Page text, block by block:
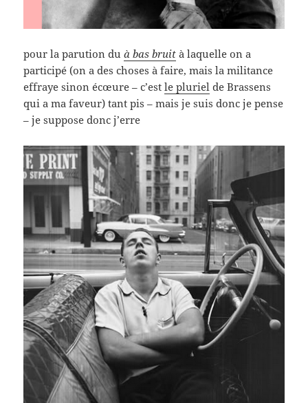
pour la parution duà bas bruit à laquelle on a
participé (on a des choses à faire, mais la militance
effraye sinon écœure – c’estle pluriel de Brassens
qui a ma faveur) tant pis – mais je suis donc je pense
– je suppose donc j’erre